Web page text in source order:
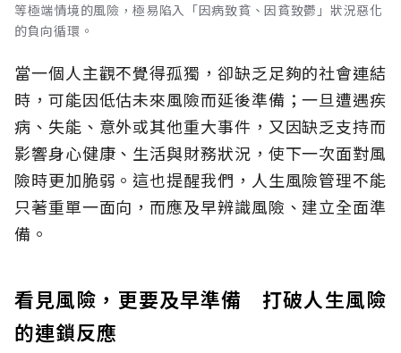
等極端情境的風險，極易陷入「因病致貧、因貧致鬱」狀況惡化
的負向循環。
當一個人主觀不覺得孤獨，卻缺乏足夠的社會連結
時，可能因低估未來風險而延後準備；一旦遭遇疾
病、失能、意外或其他重大事件，又因缺乏支持而
影響身心健康、生活與財務狀況，使下一次面對風
險時更加脆弱。這也提醒我們，人生風險管理不能
只著重單一面向，而應及早辨識風險、建立全面準
備。
看見風險，更要及早準備 打破人生風險
的連鎖反應